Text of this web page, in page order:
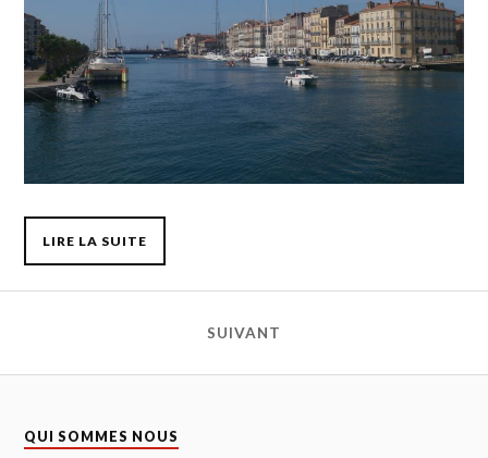
LIRE LA SUITE
SUIVANT
QUI SOMMES NOUS